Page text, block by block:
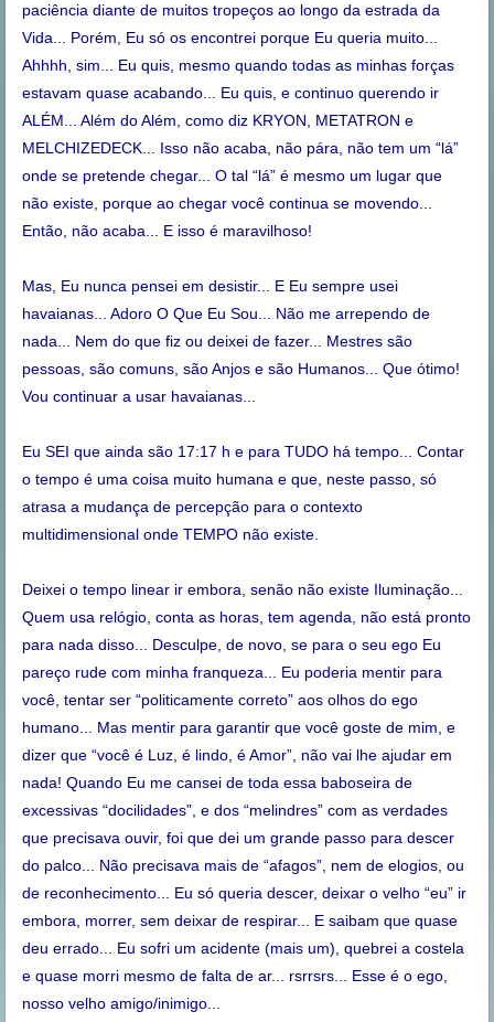
paciência diante de muitos tropeços ao longo da estrada da
Vida... Porém, Eu só os encontrei porque Eu queria muito...
Ahhhh, sim... Eu quis, mesmo quando todas as minhas forças
estavam quase acabando... Eu quis, e continuo querendo ir
ALÉM... Além do Além, como diz KRYON, METATRON e
MELCHIZEDECK... Isso não acaba, não pára, não tem um “lá”
onde se pretende chegar... O tal “lá” é mesmo um lugar que
não existe, porque ao chegar você continua se movendo...
Então, não acaba... E isso é maravilhoso!
Mas, Eu nunca pensei em desistir... E Eu sempre usei
havaianas... Adoro O Que Eu Sou... Não me arrependo de
nada... Nem do que fiz ou deixei de fazer... Mestres são
pessoas, são comuns, são Anjos e são Humanos... Que ótimo!
Vou continuar a usar havaianas...
Eu SEI que ainda são 17:17 h e para TUDO há tempo... Contar
o tempo é uma coisa muito humana e que, neste passo, só
atrasa a mudança de percepção para o contexto
multidimensional onde TEMPO não existe.
Deixei o tempo linear ir embora, senão não existe Iluminação...
Quem usa relógio, conta as horas, tem agenda, não está pronto
para nada disso... Desculpe, de novo, se para o seu ego Eu
pareço rude com minha franqueza... Eu poderia mentir para
você, tentar ser “politicamente correto” aos olhos do ego
humano... Mas mentir para garantir que você goste de mim, e
dizer que “você é Luz, é lindo, é Amor”, não vai lhe ajudar em
nada! Quando Eu me cansei de toda essa baboseira de
excessivas “docilidades”, e dos “melindres” com as verdades
que precisava ouvir, foi que dei um grande passo para descer
do palco... Não precisava mais de “afagos”, nem de elogios, ou
de reconhecimento... Eu só queria descer, deixar o velho “eu” ir
embora, morrer, sem deixar de respirar... E saibam que quase
deu errado... Eu sofri um acidente (mais um), quebrei a costela
e quase morri mesmo de falta de ar... rsrrsrs... Esse é o ego,
nosso velho amigo/inimigo...